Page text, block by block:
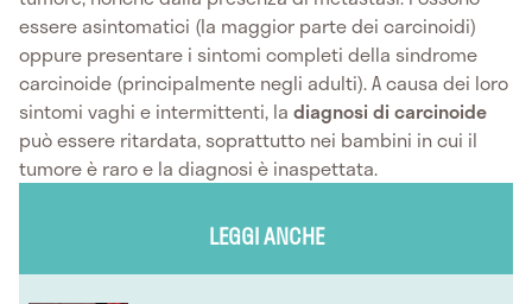
essere asintomatici (la maggior parte dei carcinoidi)
oppure presentare i sintomi completi della sindrome
carcinoide (principalmente negli adulti). A causa dei loro
sintomi vaghi e intermittenti, la diagnosi di carcinoide
può essere ritardata, soprattutto nei bambini in cui il
tumore è raro e la diagnosi è inaspettata.
LEGGI ANCHE